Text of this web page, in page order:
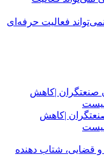
فعالیت حرفه‌ای
|کاهش